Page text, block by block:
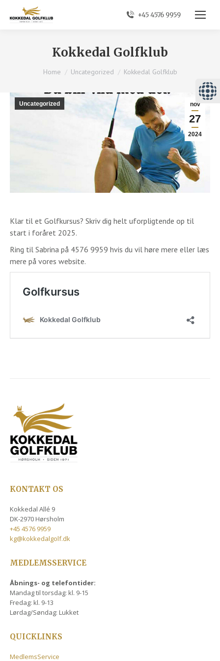
+45 4576 9959
Kokkedal Golfklub
You are here:
Home Uncategorized Kokkedal Golfklub
nov
27
2024
Uncategorized
Klar til et Golfkursus? Skriv dig helt uforpligtende op til
start i foråret 2025.
Ring til Sabrina på 4576 9959 hvis du vil høre mere eller læs
mere på vores website.
KONTAKT OS
Kokkedal Allé 9
DK-2970 Hørsholm
+45 4576 9959
kg@kokkedalgolf.dk
MEDLEMSSERVICE
Åbnings- og telefontider:
Mandag til torsdag: kl. 9-15
Fredag: kl. 9-13
Lørdag/Søndag: Lukket
QUICKLINKS
MedlemsService